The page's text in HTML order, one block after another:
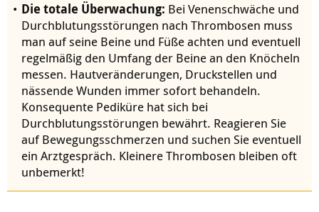
Die totale Überwachung: Bei Venenschwäche und
Durchblutungsstörungen nach Thrombosen muss
man auf seine Beine und Füße achten und eventuell
regelmäßig den Umfang der Beine an den Knöcheln
messen. Hautveränderungen, Druckstellen und
nässende Wunden immer sofort behandeln.
Konsequente Pediküre hat sich bei
Durchblutungsstörungen bewährt. Reagieren Sie
auf Bewegungsschmerzen und suchen Sie eventuell
ein Arztgespräch. Kleinere Thrombosen bleiben oft
unbemerkt!